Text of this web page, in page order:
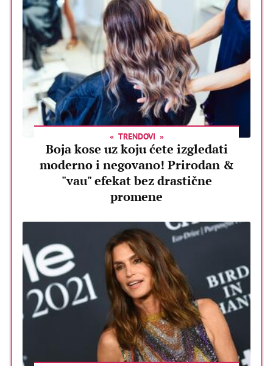
TRENDOVI
Boja kose uz koju ćete izgledati
moderno i negovano! Prirodan &
"vau" efekat bez drastične
promene